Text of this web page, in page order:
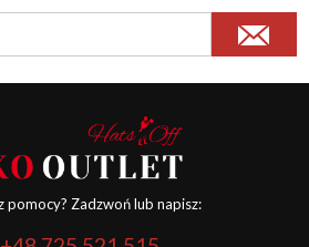
pomocy? Zadzwoń lub napisz: